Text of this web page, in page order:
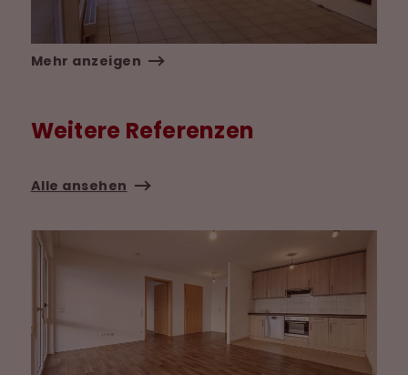
Mehr anzeigen
Weitere Referenzen
Alle ansehen